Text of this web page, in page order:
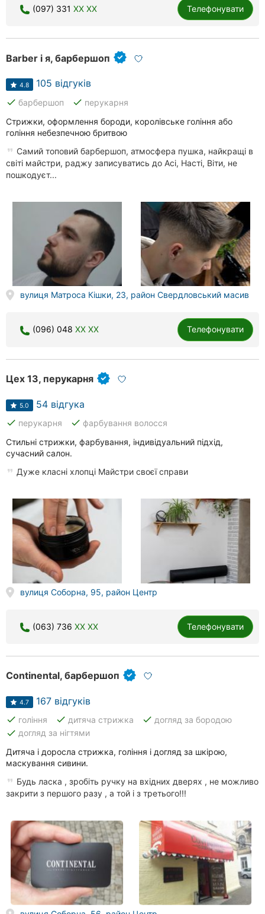
(097) 331 XX XX Телефонувати
Barber і я, барбершоп
4.8 105 відгуків
done барбершоп done перукарня
Стрижки, оформлення бороди, королівське гоління або
гоління небезпечною бритвою
Самий топовий барбершоп, атмосфера пушка, найкращі в
світі майстри, раджу записуватись до Асі, Насті, Віти, не
пошкодуєт...
вулиця Матроса Кішки, 23, район Свердловський масив
(096) 048 XX XX Телефонувати
Цех 13, перукарня
5.0 54 відгука
done перукарня done фарбування волосся
Стильні стрижки, фарбування, індивідуальний підхід,
сучасний салон.
Дуже класні хлопці Майстри своєї справи
вулиця Соборна, 95, район Центр
(063) 736 XX XX Телефонувати
Continental, барбершоп
4.7 167 відгуків
done гоління done дитяча стрижка done догляд за бородою
done догляд за нігтями
Дитяча і доросла стрижка, гоління і догляд за шкірою,
маскування сивини.
Будь ласка , зробіть ручку на вхідних дверях , не можливо
закрити з першого разу , а той і з третього!!!